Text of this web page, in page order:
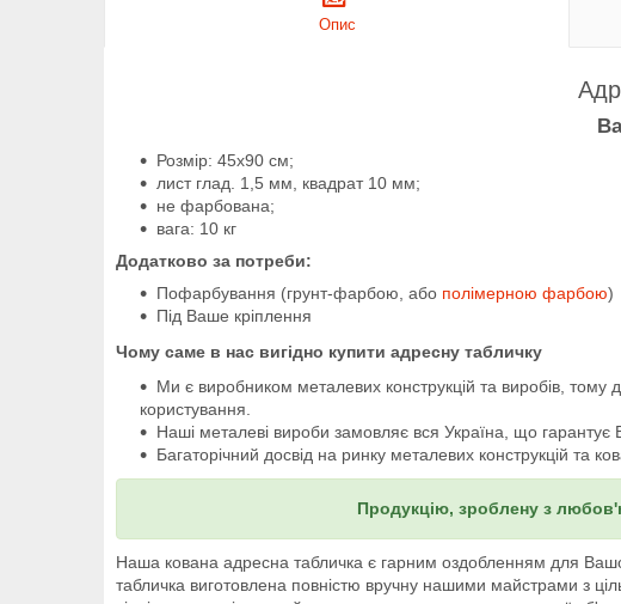
Опис
Розмір: 45х90 см;
лист глад. 1,5 мм, квадрат 10 мм;
не фарбована;
вага: 10 кг
Додатково за потреби:
Пофарбування (грунт-фарбою, або полімерною фарбою)
Під Ваше кріплення
Чому саме в нас вигідно купити адресну табличку
Ми є виробником металевих конструкцій та виробів,
користування.
Наші металеві вироби замовляє вся Україна, що гарантує
Багаторічний досвід на ринку металевих конструкцій та
Продукцію, зроблену з
Наша кована адресна табличка є гарним оздобленням для
табличка виготовлена повністю вручну нашими майстрами з